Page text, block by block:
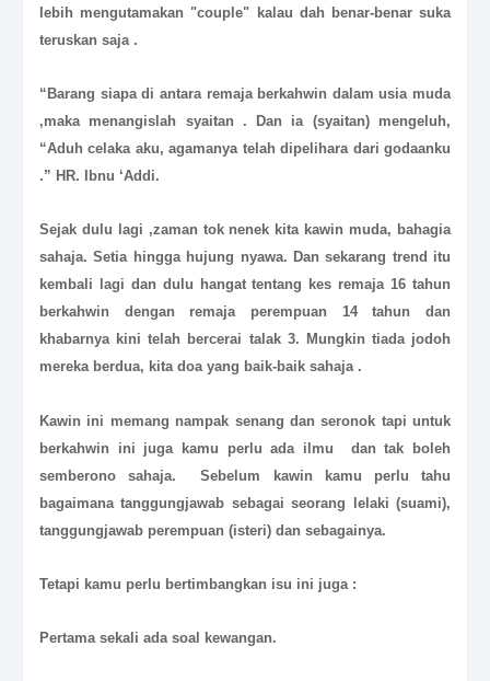
lebih mengutamakan "couple" kalau dah benar-benar suka
teruskan saja .
“Barang siapa di antara remaja berkahwin dalam usia muda
,maka menangislah syaitan . Dan ia (syaitan) mengeluh,
“Aduh celaka aku, agamanya telah dipelihara dari godaanku
.” HR. Ibnu ‘Addi.
Sejak dulu lagi ,zaman tok nenek kita kawin muda, bahagia
sahaja. Setia hingga hujung nyawa. Dan sekarang trend itu
kembali lagi dan dulu hangat tentang kes remaja 16 tahun
berkahwin dengan remaja perempuan 14 tahun dan
khabarnya kini telah bercerai talak 3. Mungkin tiada jodoh
mereka berdua, kita doa yang baik-baik sahaja .
Kawin ini memang nampak senang dan seronok tapi untuk
berkahwin ini juga kamu perlu ada ilmu dan tak boleh
semberono sahaja. Sebelum kawin kamu perlu tahu
bagaimana tanggungjawab sebagai seorang lelaki (suami),
tanggungjawab perempuan (isteri) dan sebagainya.
Tetapi kamu perlu bertimbangkan isu ini juga :
Pertama sekali ada soal kewangan.